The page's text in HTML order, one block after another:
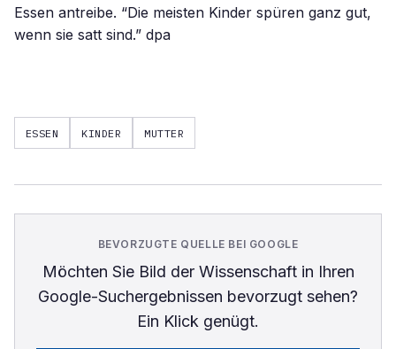
Essen antreibe. “Die meisten Kinder spüren ganz gut,
wenn sie satt sind.” dpa
ESSEN KINDER MUTTER
BEVORZUGTE QUELLE BEI GOOGLE
Möchten Sie Bild der Wissenschaftin Ihren
Google-Suchergebnissen bevorzugt sehen?
Ein Klick genügt.